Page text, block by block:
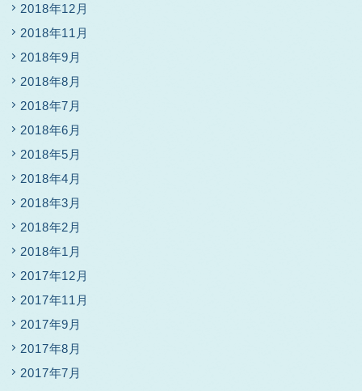
2018年12月
2018年11月
2018年9月
2018年8月
2018年7月
2018年6月
2018年5月
2018年4月
2018年3月
2018年2月
2018年1月
2017年12月
2017年11月
2017年9月
2017年8月
2017年7月